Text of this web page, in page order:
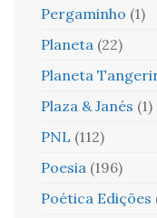
Pergaminho (1)
Planeta (22)
Planeta
Plaza & Janés (1)
PNL (112)
Poesia (196)
Poética Edições